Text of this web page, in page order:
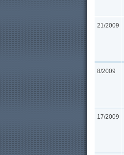
21/2009
8/2009
17/2009